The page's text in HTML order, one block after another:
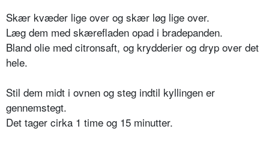
Skær kvæder lige over og skær løg lige over.
Læg dem med skærefladen opad i bradepanden.
Bland olie med citronsaft, og krydderier og dryp over det
hele.
Stil dem midt i ovnen og steg indtil kyllingen er
gennemstegt.
Det tager cirka 1 time og 15 minutter.